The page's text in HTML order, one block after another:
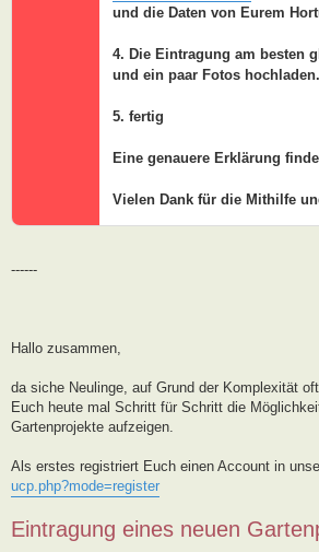
und die Daten von Eurem
4. Die Eintragung am besten
und ein paar Fotos hochladen.
5. fertig
Eine genauere Erklärung
Vielen Dank für die Mithilfe
------
Hallo zusammen,
da siche Neulinge, auf Grund der Komplexität
Euch heute mal Schritt für Schritt die
Gartenprojekte aufzeigen.
Als erstes registriert Euch einen Account in
ucp.php?mode=register
Eintragung eines neuen